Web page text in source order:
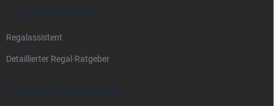
ALLES ÜBER REGALE
Regalassistent
Detaillierter Regal-Ratgeber
VERSAND UND ZAHLUNG